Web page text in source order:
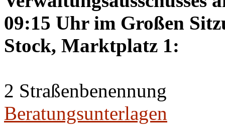
09:15 Uhr im Großen
Stock, Marktplatz 1:
2 Straßenbenennung
Beratungsunterlagen